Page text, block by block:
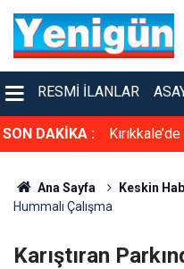
RESMI İLANLAR
SON DAKİKA :
çarpıştı TSO’ya
Ana Sayfa Keskin
Hummalı Çalışma
Karıştıran